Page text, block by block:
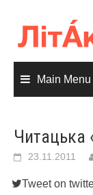
content
Main Menu
Читацька
23.11.2011
Tweet on